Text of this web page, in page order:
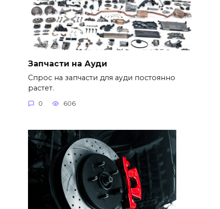
Запчасти на Ауди
Спрос на запчасти для ауди постоянно
растет.
0 606